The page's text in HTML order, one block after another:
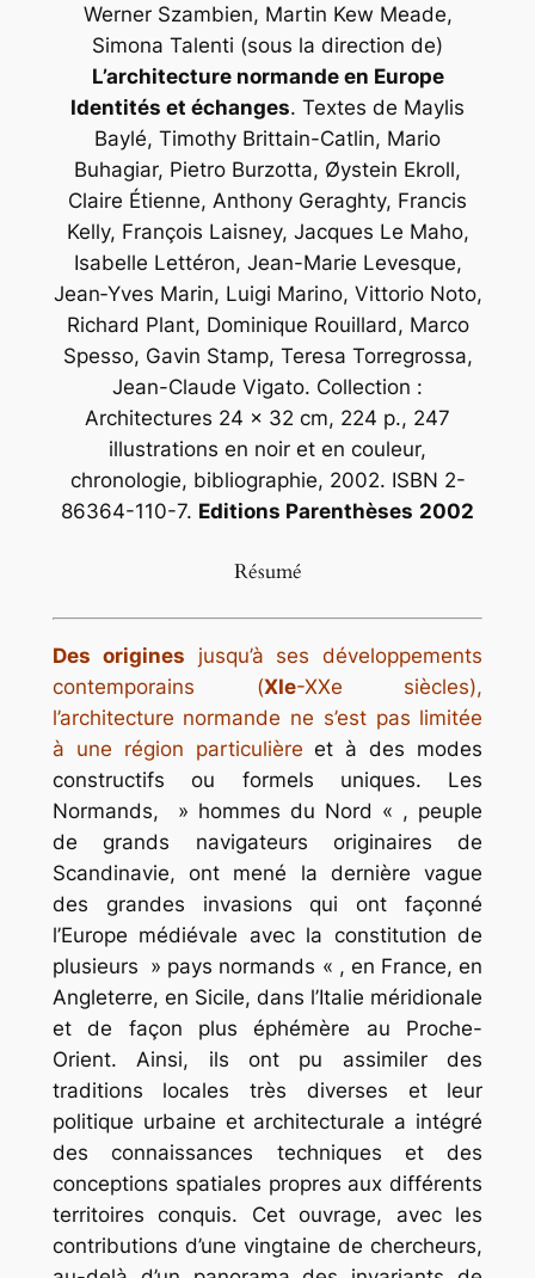
Werner Szambien, Martin Kew Meade,
Simona Talenti (sous la direction de)
L’architecture normande en Europe
Identités et échanges. Textes de Maylis
Baylé, Timothy Brittain-Catlin, Mario
Buhagiar, Pietro Burzotta, Øystein Ekroll,
Claire Étienne, Anthony Geraghty, Francis
Kelly, François Laisney, Jacques Le Maho,
Isabelle Lettéron, Jean-Marie Levesque,
Jean‑Yves Marin, Luigi Marino, Vittorio Noto,
Richard Plant, Dominique Rouillard, Marco
Spesso, Gavin Stamp, Teresa Torregrossa,
Jean-Claude Vigato. Collection :
Architectures 24 × 32 cm, 224 p., 247
illustrations en noir et en couleur,
chronologie, bibliographie, 2002. ISBN 2-
86364-110-7. Editions Parenthèses 2002
Résumé
Des origines jusqu’à ses développements
contemporains (XIe-XXe siècles),
l’architecture normande ne s’est pas limitée
à une région particulière et à des modes
constructifs ou formels uniques. Les
Normands, » hommes du Nord « , peuple
de grands navigateurs originaires de
Scandinavie, ont mené la dernière vague
des grandes invasions qui ont façonné
l’Europe médiévale avec la constitution de
plusieurs » pays normands « , en France, en
Angleterre, en Sicile, dans l’Italie méridionale
et de façon plus éphémère au Proche-
Orient. Ainsi, ils ont pu assimiler des
traditions locales très diverses et leur
politique urbaine et architecturale a intégré
des connaissances techniques et des
conceptions spatiales propres aux différents
territoires conquis. Cet ouvrage, avec les
contributions d’une vingtaine de chercheurs,